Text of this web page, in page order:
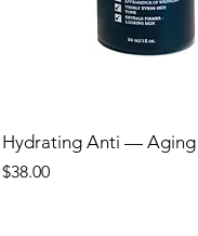
Hydrating Anti — Aging
Price
$38.00